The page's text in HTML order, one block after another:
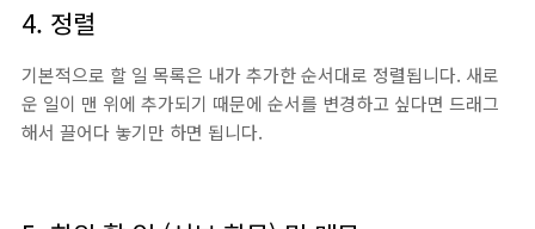
4. 정렬
기본적으로 할 일 목록은 내가 추가한 순서대로 정렬됩니다. 새로
운 일이 맨 위에 추가되기 때문에 순서를 변경하고 싶다면 드래그
해서 끌어다 놓기만 하면 됩니다.